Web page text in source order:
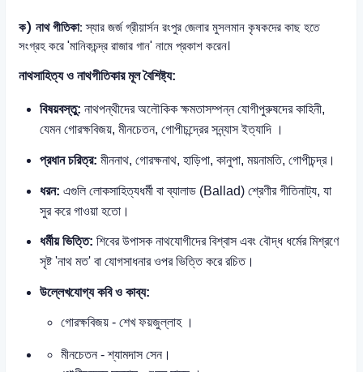
ক) নাথ গীতিকা: স্যার জর্জ গ্রীয়ার্সন রংপুর জেলার মুসলমান কৃষকদের কাছ হতে
সংগ্রহ করে 'মানিকচন্দ্র রাজার গান' নামে প্রকাশ করেন।
নাথসাহিত্য ও নাথগীতিকার মূল বৈশিষ্ট্য:
বিষয়বস্তু: নাথপন্থীদের অলৌকিক ক্ষমতাসম্পন্ন যোগীপুরুষদের কাহিনী,
যেমন গোরক্ষবিজয়, মীনচেতন, গোপীচন্দ্রের সন্ন্যাস ইত্যাদি ।
প্রধান চরিত্র: মীননাথ, গোরক্ষনাথ, হাড়িপা, কানুপা, ময়নামতি, গোপীচন্দ্র।
ধরন: এগুলি লোকসাহিত্যধর্মী বা ব্যালাড (Ballad) শ্রেণীর গীতিনাট্য, যা
সুর করে গাওয়া হতো।
ধর্মীয় ভিত্তি: শিবের উপাসক নাথযোগীদের বিশ্বাস এবং বৌদ্ধ ধর্মের মিশ্রণে
সৃষ্ট 'নাথ মত' বা যোগসাধনার ওপর ভিত্তি করে রচিত।
উল্লেখযোগ্য কবি ও কাব্য:
গোরক্ষবিজয় -শেখ ফয়জুল্লাহ ।
মীনচেতন- শ্যামদাস সেন।